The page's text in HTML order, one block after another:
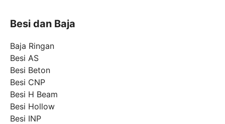
Besi dan Baja
Baja Ringan
Besi AS
Besi Beton
Besi CNP
Besi H Beam
Besi Hollow
Besi INP